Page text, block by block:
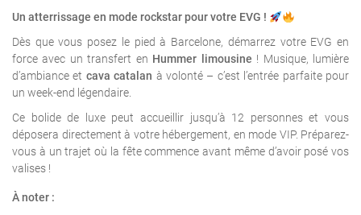
Un atterrissage en mode rockstar pour votre EVG !
Dès que vous posez le pied à Barcelone, démarrez votre EVG en
force avec un transfert en Hummer limousine ! Musique, lumière
d’ambiance et cava catalan à volonté – c’est l’entrée parfaite pour
un week-end légendaire.
Ce bolide de luxe peut accueillir jusqu’à 12 personnes et vous
déposera directement à votre hébergement, en mode VIP. Préparez-
vous à un trajet où la fête commence avant même d’avoir posé vos
valises !
À noter :